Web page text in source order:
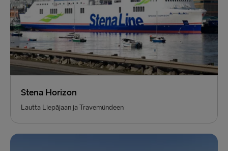
Stena Horizon
Lautta Liepājaan ja Travemündeen